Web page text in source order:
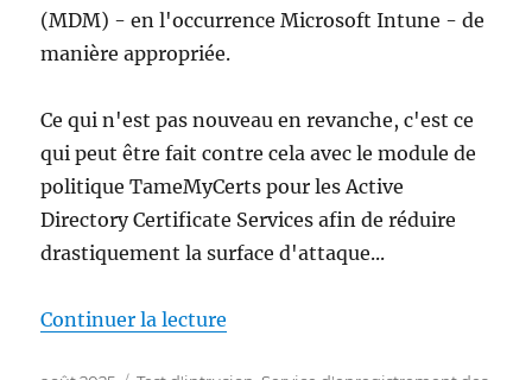
(MDM) - en l'occurrence Microsoft Intune - de
manière appropriée.
Ce qui n'est pas nouveau en revanche, c'est ce
qui peut être fait contre cela avec le module de
politique TameMyCerts pour les Active
Directory Certificate Services afin de réduire
drastiquement la surface d'attaque...
Continuer la lecture